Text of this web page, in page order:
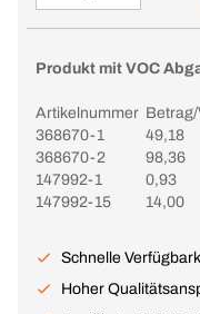
Produkt mit VOC
Artikelnummer Betrag/
368670-1
49,18
368670-2
98,36
147992-1
0,93
147992-15
14,00
Schnelle
Hoher